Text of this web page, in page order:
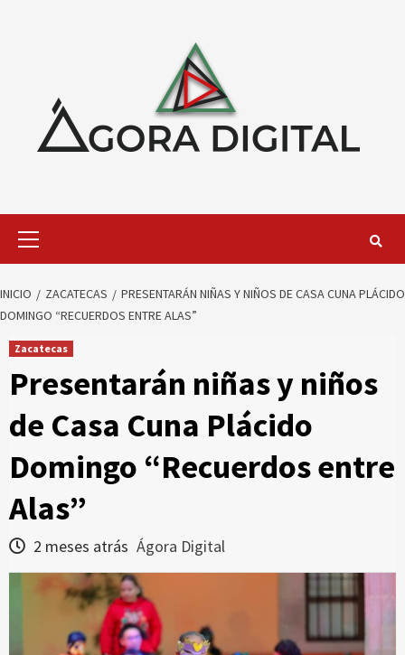
INICIO ZACATECAS
PRESENTARÁN NIÑAS Y NIÑOS DE CASA CUNA PLÁCIDO
DOMINGO “RECUERDOS ENTRE ALAS”
Zacatecas
Presentarán niñas y niños
de Casa Cuna Plácido
Domingo “Recuerdos entre
Alas”
2 meses atrás Ágora Digital